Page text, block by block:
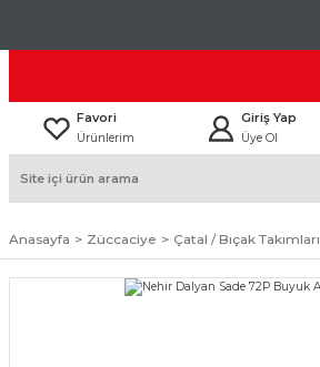
Favori
Ürünlerim
Giriş Yap
Üye Ol
Anasayfa Züccaciye Çatal / Bıçak Takımları